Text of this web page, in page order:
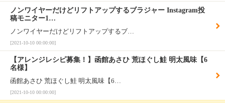
ノンワイヤーだけどリフトアップするブラジャー Instagram投
稿モニター1…
ノンワイヤーだけどリフトアップするブ…
[2021-10-10 00:00:00]
【アレンジレシピ募集！】函館あさひ 荒ほぐし鮭 明太風味【6
名様】
函館あさひ 荒ほぐし鮭 明太風味【6…
[2021-10-10 00:00:00]